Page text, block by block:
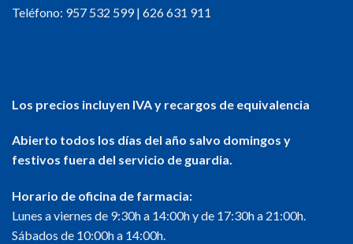
Teléfono: 957 532 599| 626 631 911
Los precios incluyen IVA y recargos de equivalencia
Abierto todos los días del año salvo domingos y
festivos fuera del servicio de guardia.
Horario de oficina de farmacia:
Lunes a viernes de 9:30h a 14:00h y de 17:30h a 21:00h.
Sábados de 10:00h a 14:00h.